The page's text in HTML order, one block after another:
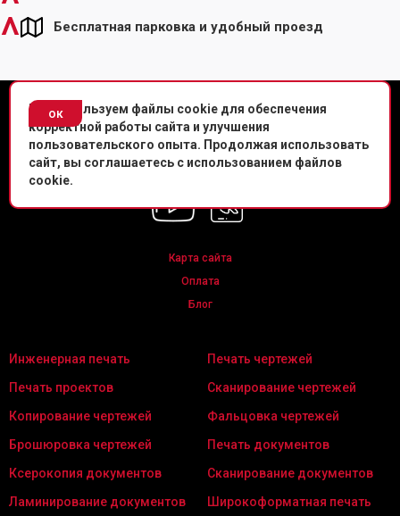
Бесплатная парковка и удобный проезд
ок
Мы используем файлы cookie для обеспечения
корректной работы сайта и улучшения
пользовательского опыта. Продолжая использовать
сайт, вы соглашаетесь с использованием файлов
cookie.
^
© Копировальный центр «Копировальня» 2013-
Политика конфиденциальности
Мы в соц. сетях
Карта сайта
Оплата
Блог
Инженерная печать
Печать чертежей
Печать проектов
Сканирование чертежей
Копирование чертежей
Фальцовка чертежей
Брошюровка чертежей
Печать документов
Ксерокопия документов
Сканирование документов
Ламинирование документов
Широкоформатная печать